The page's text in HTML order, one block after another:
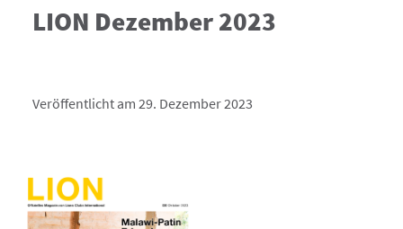
LION Dezember 2023
Veröffentlicht am 29. Dezember 2023